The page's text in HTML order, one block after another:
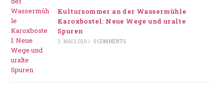
Kultursommer an der Wassermühle
Karoxbostel: Neue Wege und uralte
Spuren
3. MAI 2026 / 0 COMMENTS